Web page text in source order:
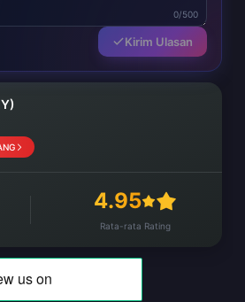
0/500
Kirim Ulasan
4.95
Rata-rata Rating